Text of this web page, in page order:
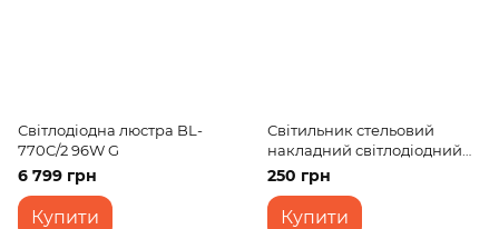
Світлодіодна люстра BL-
770C/2 96W G
6 799 грн
Купити
Світильник стельовий
накладний світлодіодний
LED-48/6W CW led
250 грн
Купити